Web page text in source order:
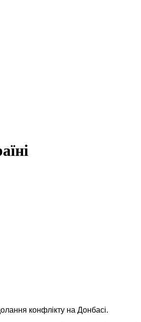
конфлікту на Донбасі.